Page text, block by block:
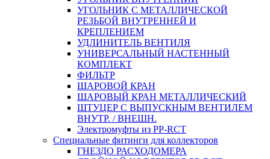
УГОЛЬНИК С МЕТАЛЛИЧЕСКОЙ
РЕЗЬБОЙ ВНУТРЕННЕЙ И
КРЕПЛЕНИЕМ
УДЛИНИТЕЛЬ ВЕНТИЛЯ
УНИВЕРСАЛЬНЫЙ НАСТЕННЫЙ
КОМПЛЕКТ
ФИЛЬТР
ШАРОВОЙ КРАН
ШАРОВЫЙ КРАН МЕТАЛЛИЧЕСКИЙ
ШТУЦЕР С ВЫПУСКНЫМ ВЕНТИЛЕМ
ВНУТР. / ВНЕШН.
Электромуфты из PP-RCT
Специальные фитинги для коллекторов
ГНЕЗДО РАСХОДОМЕРА